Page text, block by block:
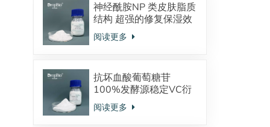
神经酰胺NP 类皮肤脂质
结构 超强的修复保湿效
果 对抗皮炎效果显著
阅读更多
抗坏血酸葡萄糖苷
100%发酵源稳定VC衍
生物 美白抗氧化
阅读更多